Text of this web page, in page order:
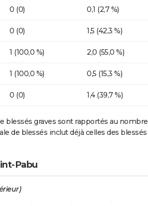
0 (0) 0,1 (2,7 %)
0 (0) 1,5 (42,3 %)
1 (100,0 %) 2,0 (55,0 %)
1 (100,0 %) 0,5 (15,3 %)
0 (0) 1,4 (39,7 %)
blessés graves sont rapportés au nombre
de blessés inclut déjà celles des blessés
Pabu